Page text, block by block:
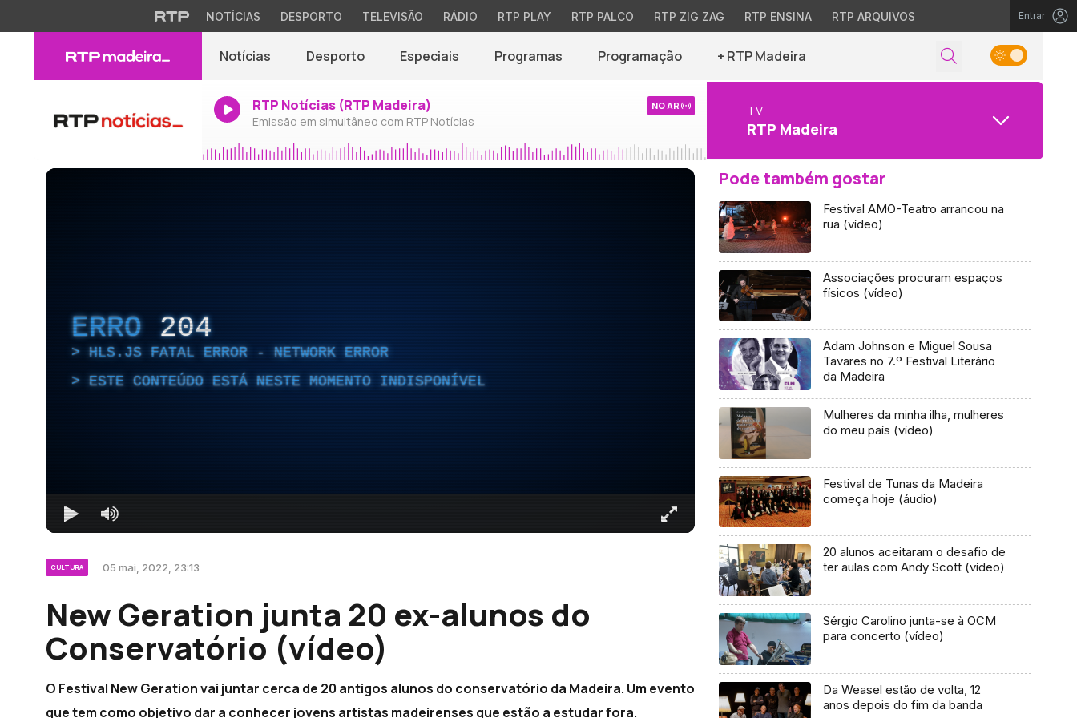
NOTÍCIAS DESPORTO TELEVISÃO RÁDIO RTP PLAY RTP PALCO RTP ZIG ZAG RTP ENSINA RTP ARQUIVOS Entrar
Notícias Desporto Especiais Programas Programação + RTP Madeira
RTP Notícias (RTP Madeira)
Emissão em simultâneo com RTP Notícias
NO AR TV
RTP Madeira
ERRO 204
HLS.JS FATAL ERROR - NETWORK ERROR
ESTE CONTEÚDO ESTÁ NESTE MOMENTO INDISPONÍVEL
CULTURA 05 mai, 2022, 23:13
New Geration junta 20 ex-alunos do
Conservatório (vídeo)
O Festival New Geration vai juntar cerca de 20 antigos alunos do conservatório da Madeira. Um evento
que tem como objetivo dar a conhecer jovens artistas madeirenses que estão a estudar fora.
Pode também gostar
Festival AMO-Teatro arrancou na
rua (vídeo)
Associações procuram espaços
físicos (vídeo)
Adam Johnson e Miguel Sousa
Tavares no 7.º Festival Literário
da Madeira
Mulheres da minha ilha, mulheres
do meu país (vídeo)
Festival de Tunas da Madeira
começa hoje (áudio)
20 alunos aceitaram o desafio de
ter aulas com Andy Scott (vídeo)
Sérgio Carolino junta-se à OCM
para concerto (vídeo)
Da Weasel estão de volta, 12
anos depois do fim da banda